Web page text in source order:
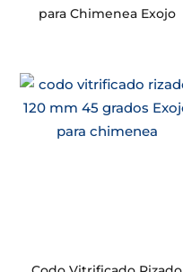
para Chimenea Exojo